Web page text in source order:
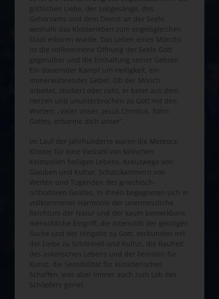
göttlichen Liebe, der Lobgesänge, des
Gehorsams und dem Dienst an der Seele,
weshalb das Klosterleben zum engelsgleichen
Staat erkoren wurde. Das Leben eines Mönchs
ist die vollkommene Öffnung der Seele Gott
gegenüber und die Einhaltung seiner Gebote.
Ein dauernder Kampf um Heiligkeit, ein
immerwährendes Gebet. Ob der Mönch
arbeitet, studiert oder ruht, er betet aus dem
Herzen und ununterbrochen zu Gott mit den
Worten: „Vater unser, Jesus Christus, Sohn
Gottes, erbarme dich unser“.
Im Lauf der Jahrhunderte waren die Meteora-
Klöster für eine Vielzahl von Mönchen
Keimzellen heiligen Lebens, Kreuzwege von
Glauben und Kultur, Schatzkammern von
Werten und Tugenden des griechisch-
orthodoxen Geistes. In ihnen begegneten sich in
vollkommener Harmonie der unermessliche
Reichtum der Natur und der kaum bemerkbare
menschliche Eingriff, die Intensität der geistigen
Suche und der Hingabe zu Gott, verbunden mit
der Liebe zu Schönheit und Kultur, die Rauheit
des asketischen Lebens und der Feinsinn für
Kunst, die Sensibilität für künstlerisches
Schaffen, was aber immer auch zum Lob des
Schöpfers geriet.